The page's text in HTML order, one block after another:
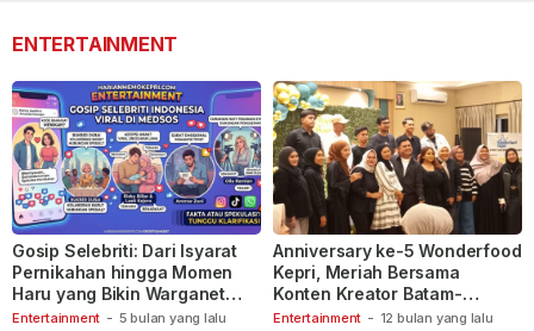
ENTERTAINMENT
Entertainment - 5 bulan yang lalu
Gosip Selebriti: Dari Isyarat
Pernikahan hingga Momen
Haru yang Bikin Warganet
Berspekulasi
Entertainment - 12 bulan yang lalu
Anniversary ke-5 Wonderfood
Kepri, Meriah Bersama
Konten Kreator Batam-
Tanjungpinang